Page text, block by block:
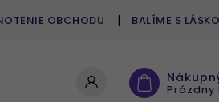
OBCHODU BALÍME S
Prázdny